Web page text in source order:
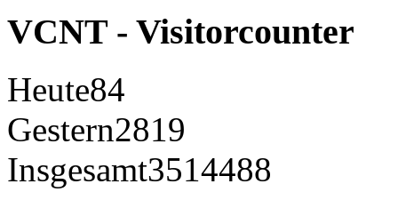
VCNT - Visitorcounter
Heute84
Gestern2819
Insgesamt3514488